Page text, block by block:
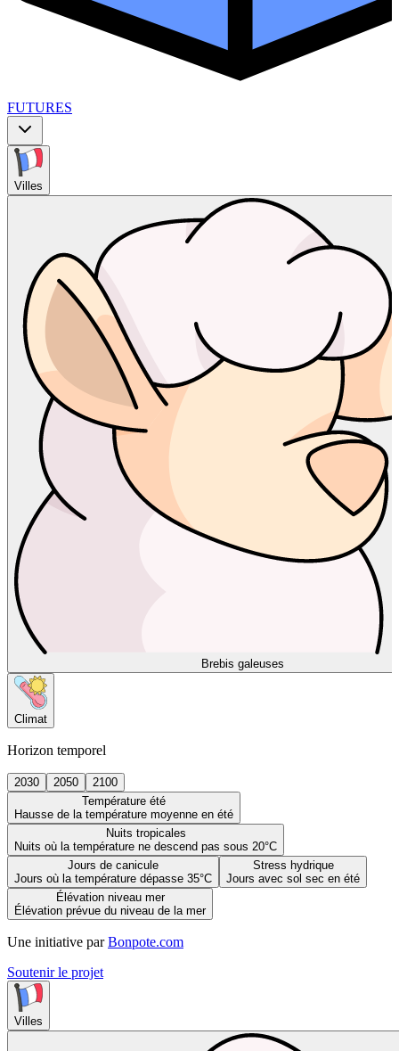
FUTURES
Villes
Brebis galeuses
Climat
Horizon temporel
2030 2050
2100
Température été
Hausse de la température moyenne en été
Nuits tropicales
Nuits où la température ne descend pas sous 20°C
Jours de canicule
Jours où la température dépasse 35°C
Stress hydrique
Jours avec sol sec en été
Élévation niveau mer
Élévation prévue du niveau de la mer
Une initiative par Bonpote.com
Soutenir le projet
Villes